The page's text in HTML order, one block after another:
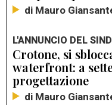
di Mauro
L'ANNUNCIO DEL
Crotone, si
waterfront: a
progettazione
di Mauro